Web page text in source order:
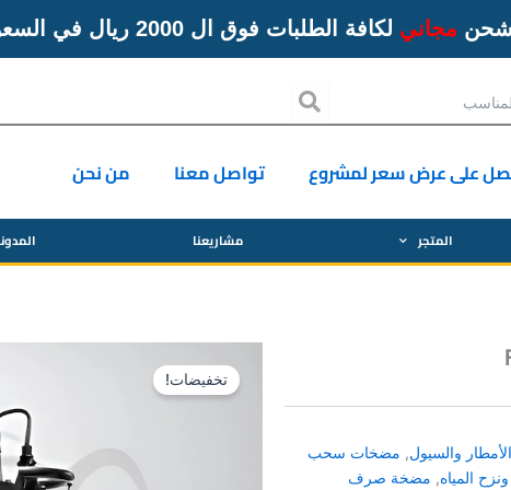
مجاني لكافة الطلبات فوق ال 2000 ريال في السعودية
Search
على عرض سعر لمشروع تواصل معنا من نحن
المتجر مشاريعنا
والسيول, مضخات سحب
المياه, مضخة صرف
تخفيضات!